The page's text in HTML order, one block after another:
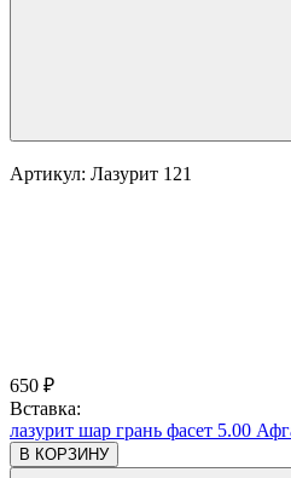
Артикул: Лазурит 121
650 ₽
Вставка:
лазурит шар грань фасет 5.00
В КОРЗИНУ